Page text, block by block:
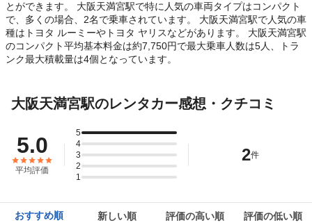
とができます。 大阪天満宮駅で特に人気の車両タイプはコンパクト
で、多くの場合、2名で乗車されています。 大阪天満宮駅で人気の車
種はトヨタ ルーミーやトヨタ ヤリスなどがあります。 大阪天満宮駅
のコンパクト平均基本料金は約7,750円で最大乗車人数は5人、トラ
ンク最大積載量は4個となっています。
大阪天満宮駅のレンタカー感想・クチコミ
5.0
平均評価
5
4
3
2
1
2件
おすすめ順 新しい順 評価の高い順 評価の低い順